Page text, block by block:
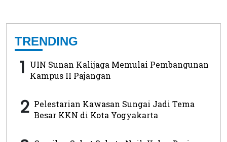
TRENDING
1 UIN Sunan Kalijaga Memulai Pembangunan
Kampus II Pajangan
2 Pelestarian Kawasan Sungai Jadi Tema
Besar KKN di Kota Yogyakarta